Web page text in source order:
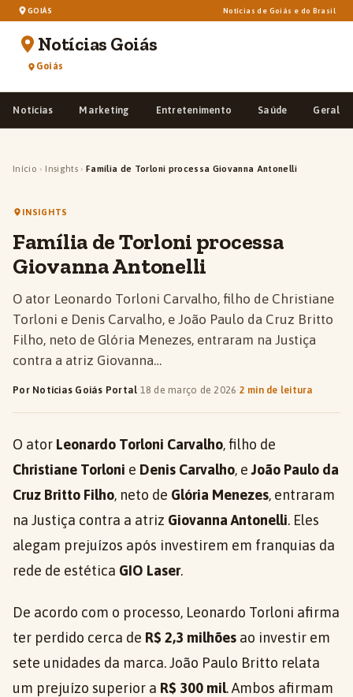
GOIÁS Notícias de Goiás e do Brasil
Notícias Goiás
Goiás
Notícias Marketing Entretenimento Saúde Geral
Início › Insights › Família de Torloni processa Giovanna Antonelli
INSIGHTS
Família de Torloni processa
Giovanna Antonelli
O ator Leonardo Torloni Carvalho, filho de Christiane
Torloni e Denis Carvalho, e João Paulo da Cruz Britto
Filho, neto de Glória Menezes, entraram na Justiça
contra a atriz Giovanna…
Por Notícias Goiás Portal·18 de março de 2026·2 min de leitura
O ator Leonardo Torloni Carvalho, filho de
Christiane Torloni e Denis Carvalho, eJoão Paulo da
Cruz Britto Filho, neto de Glória Menezes, entraram
na Justiça contra a atriz Giovanna Antonelli. Eles
alegam prejuízos após investirem em franquias da
rede de estética GIO Laser.
De acordo com o processo, Leonardo Torloni afirma
ter perdido cerca de R$ 2,3 milhões ao investir em
sete unidades da marca. João Paulo Britto relata
um prejuízo superior a R$ 300 mil. Ambos afirmam